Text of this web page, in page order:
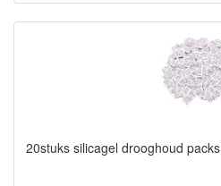
20stuks silicagel drooghoud packs